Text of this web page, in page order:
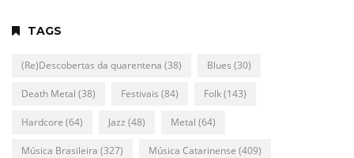
TAGS
(Re)Descobertas da quarentena (38) Blues (30)
Death Metal (38) Festivais (84) Folk(143)
Hardcore (64) Jazz (48) Metal (64)
Música Brasileira (327) Música Catarinense (409)